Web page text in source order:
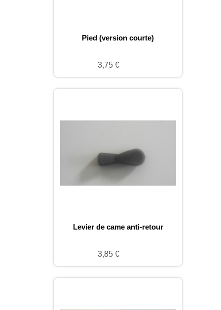
Pied (version courte)
3,75 €
Levier de came anti-retour
3,85 €